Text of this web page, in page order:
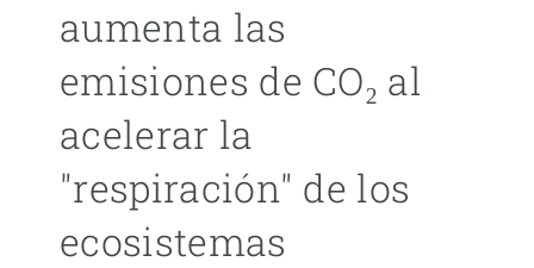
aumenta las
emisiones de CO₂ al
acelerar la
"respiración" de los
ecosistemas